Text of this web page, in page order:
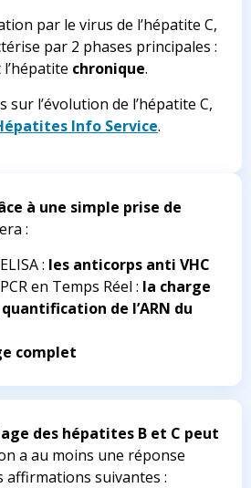
par le virus de l’hépatite C,
par 2 phases principales :
l’hépatite chronique.
sur l’évolution de l’hépatite C,
Info Service.
à une simple prise de
:
: les anticorps anti VHC
en Temps Réel : la charge
de l’ARN du
complet
des hépatites B et C peut
a au moins une réponse
affirmations suivantes :